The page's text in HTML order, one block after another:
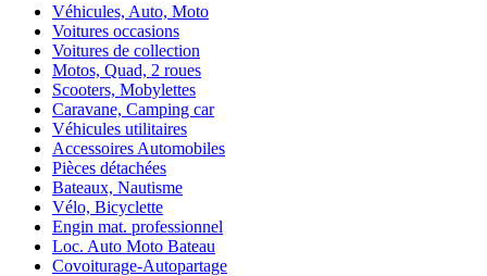
Véhicules, Auto, Moto
Voitures occasions
Voitures de collection
Motos, Quad, 2 roues
Scooters, Mobylettes
Caravane, Camping car
Véhicules utilitaires
Accessoires Automobiles
Pièces détachées
Bateaux, Nautisme
Vélo, Bicyclette
Engin mat. professionnel
Loc. Auto Moto Bateau
Covoiturage-Autopartage